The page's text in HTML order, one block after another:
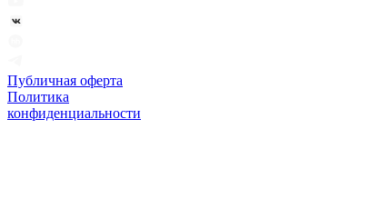
Публичная оферта
Политика
конфиденциальности